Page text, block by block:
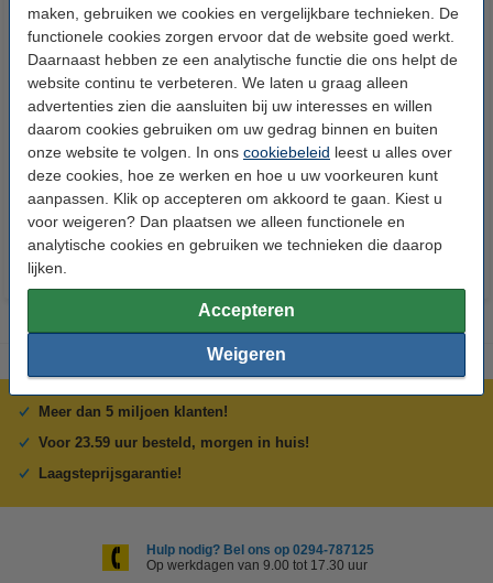
maken, gebruiken we cookies en vergelijkbare technieken. De
functionele cookies zorgen ervoor dat de website goed werkt.
Daarnaast hebben ze een analytische functie die ons helpt de
website continu te verbeteren. We laten u graag alleen
advertenties zien die aansluiten bij uw interesses en willen
daarom cookies gebruiken om uw gedrag binnen en buiten
onze website te volgen. In ons cookiebeleid leest u alles over
deze cookies, hoe ze werken en hoe u uw voorkeuren kunt
aanpassen. Klik op accepteren om akkoord te gaan. Kiest u
voor weigeren? Dan plaatsen we alleen functionele en
analytische cookies en gebruiken we technieken die daarop
lijken.
Accepteren
Weigeren
123accu Xtreme Power AAA /
MN2400 / LR03 alkaline batterij
€ 14,50 Inclusief 21% BTW
123accu Xtreme Power
knoopcellen multipack
€ 5,95 Inclusief 21% BTW
Meer dan 5 miljoen klanten!
Voor 23.59 uur besteld, morgen in huis!
Laagsteprijsgarantie!
Hulp nodig? Bel ons op 0294-787125
Op werkdagen van 9.00 tot 17.30 uur